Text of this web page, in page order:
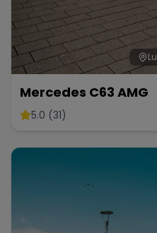
Mercedes C63 AMG
5.0 (31)